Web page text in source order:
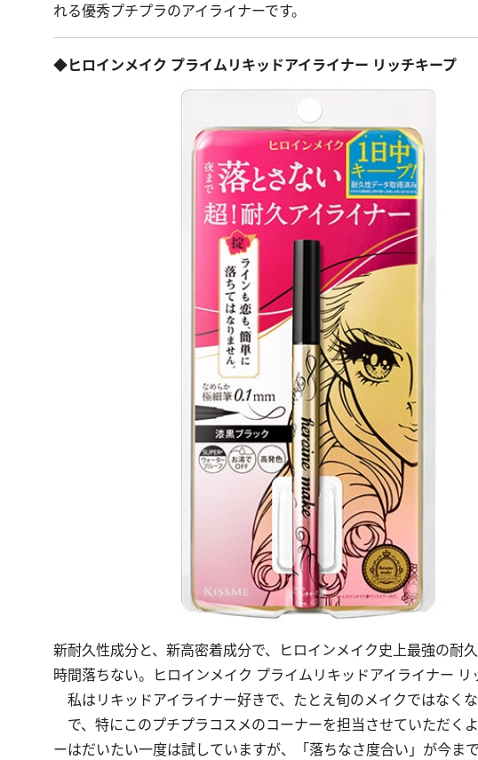
れる優秀プチプラのアイライナーです。
◆ヒロインメイク プライムリキッドアイライナー リッチキープ
新耐久性成分と、新高密着成分で、ヒロインメイク史上最強の耐
時間落ちない。ヒロインメイク プライムリキッドアイライナー
私はリキッドアイライナー好きで、たとえ旬のメイクではなく
で、特にこのプチプラコスメのコーナーを担当させていただく
ーはだいたい一度は試していますが、「落ちなさ度合い」が今ま